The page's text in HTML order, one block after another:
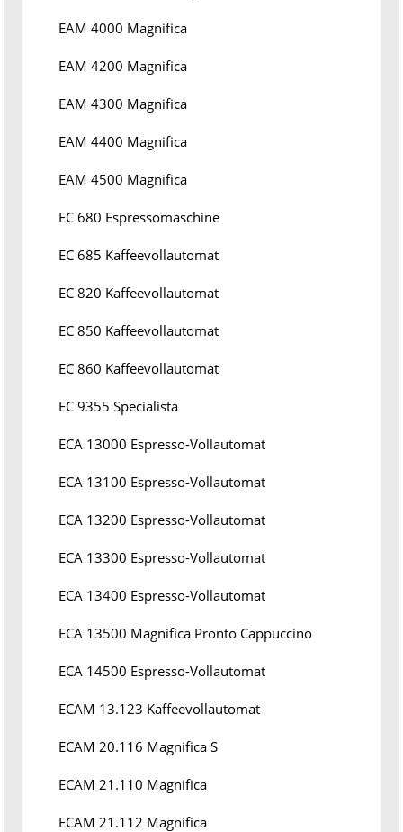
EAM 4000 Magnifica
EAM 4200 Magnifica
EAM 4300 Magnifica
EAM 4400 Magnifica
EAM 4500 Magnifica
EC 680 Espressomaschine
EC 685 Kaffeevollautomat
EC 820 Kaffeevollautomat
EC 850 Kaffeevollautomat
EC 860 Kaffeevollautomat
EC 9355 Specialista
ECA 13000 Espresso-Vollautomat
ECA 13100 Espresso-Vollautomat
ECA 13200 Espresso-Vollautomat
ECA 13300 Espresso-Vollautomat
ECA 13400 Espresso-Vollautomat
ECA 13500 Magnifica Pronto Cappuccino
ECA 14500 Espresso-Vollautomat
ECAM 13.123 Kaffeevollautomat
ECAM 20.116 Magnifica S
ECAM 21.110 Magnifica
ECAM 21.112 Magnifica